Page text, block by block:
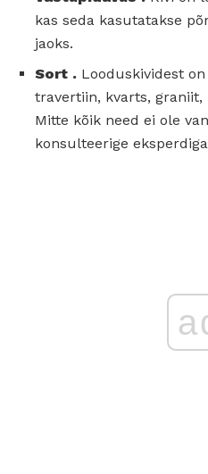
kas seda kasutatakse
jaoks.
Sort . Looduskividest
travertiin, kvarts,
Mitte kõik need ei ole
konsulteerige